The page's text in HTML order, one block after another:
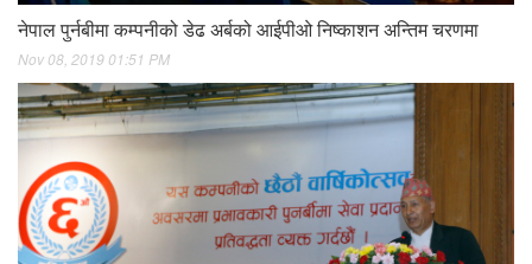
नेपाल पुर्नबीमा कम्पनीको डेढ अर्बको आईपीओ निष्काशन अन्तिम चरणमा
Nov 08, 2019 01:51 PM